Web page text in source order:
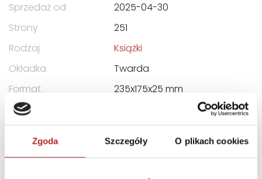
Zgoda Szczegóły O plikach cookies
Sprzedaż od
2025-04-30
Strony
251
Rodzaj
Książki
Okładka
Twarda
Format
235x175x25 mm
Zwrot towaru
DANE OSOBY ODPOWIEDZIALNEJ